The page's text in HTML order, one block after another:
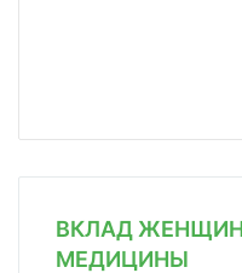
ВКЛАД ЖЕНЩИН
МЕДИЦИНЫ